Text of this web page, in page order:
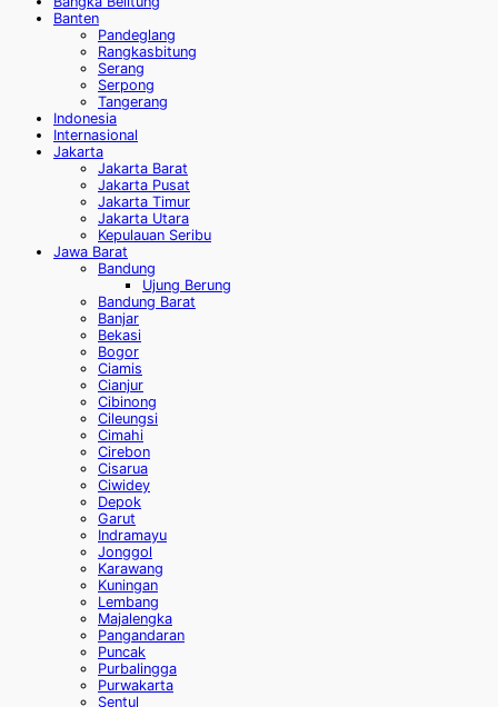
Banten
Pandeglang
Rangkasbitung
Serang
Serpong
Tangerang
Indonesia
Internasional
Jakarta
Jakarta Barat
Jakarta Pusat
Jakarta Timur
Jakarta Utara
Kepulauan Seribu
Jawa Barat
Bandung
Ujung Berung
Bandung Barat
Banjar
Bekasi
Bogor
Ciamis
Cianjur
Cibinong
Cileungsi
Cimahi
Cirebon
Cisarua
Ciwidey
Depok
Garut
Indramayu
Jonggol
Karawang
Kuningan
Lembang
Majalengka
Pangandaran
Puncak
Purbalingga
Purwakarta
Sentul